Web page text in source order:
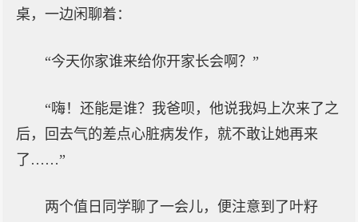
桌，一边闲聊着：
“今天你家谁来给你开家长会啊？”
“嗨！还能是谁？我爸呗，他说我妈上次来了之
后，回去气的差点心脏病发作，就不敢让她再来
了……”
两个值日同学聊了一会儿，便注意到了叶籽